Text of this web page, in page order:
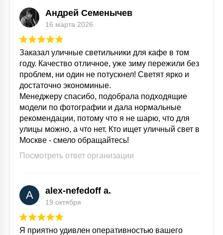
НАСТЕННЫЕ
С УПРАВЛЕНИЕМ
АКСЕССУАРЫ
Андрей Семенычев
16 марта 2026
Заказал уличные светильники для кафе в том
году. Качество отличное, уже зиму пережили без
проблем, ни один не потускнел! Светят ярко и
достаточно экономиные.
Менеджеру спасибо, подобрала подходящие
модели по фотографии и дала нормальные
рекомендации, потому что я не шарю, что для
улицы можно, а что нет. Кто ищет уличный свет в
Москве - смело обращайтесь!
Посмотреть ответ организации
A alex-nefedoff a.
19 октября
Я приятно удивлен оперативностью вашего